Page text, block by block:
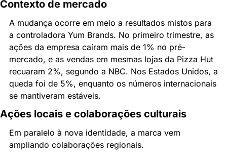
Contexto de mercado
A mudança ocorre em meio a resultados mistos para
a controladora Yum Brands. No primeiro trimestre, as
ações da empresa caíram mais de 1% no pré-
mercado, e as vendas em mesmas lojas da Pizza Hut
recuaram 2%, segundo a NBC. Nos Estados Unidos, a
queda foi de 5%, enquanto os números internacionais
se mantiveram estáveis.
Ações locais e colaborações culturais
Em paralelo à nova identidade, a marca vem
ampliando colaborações regionais.